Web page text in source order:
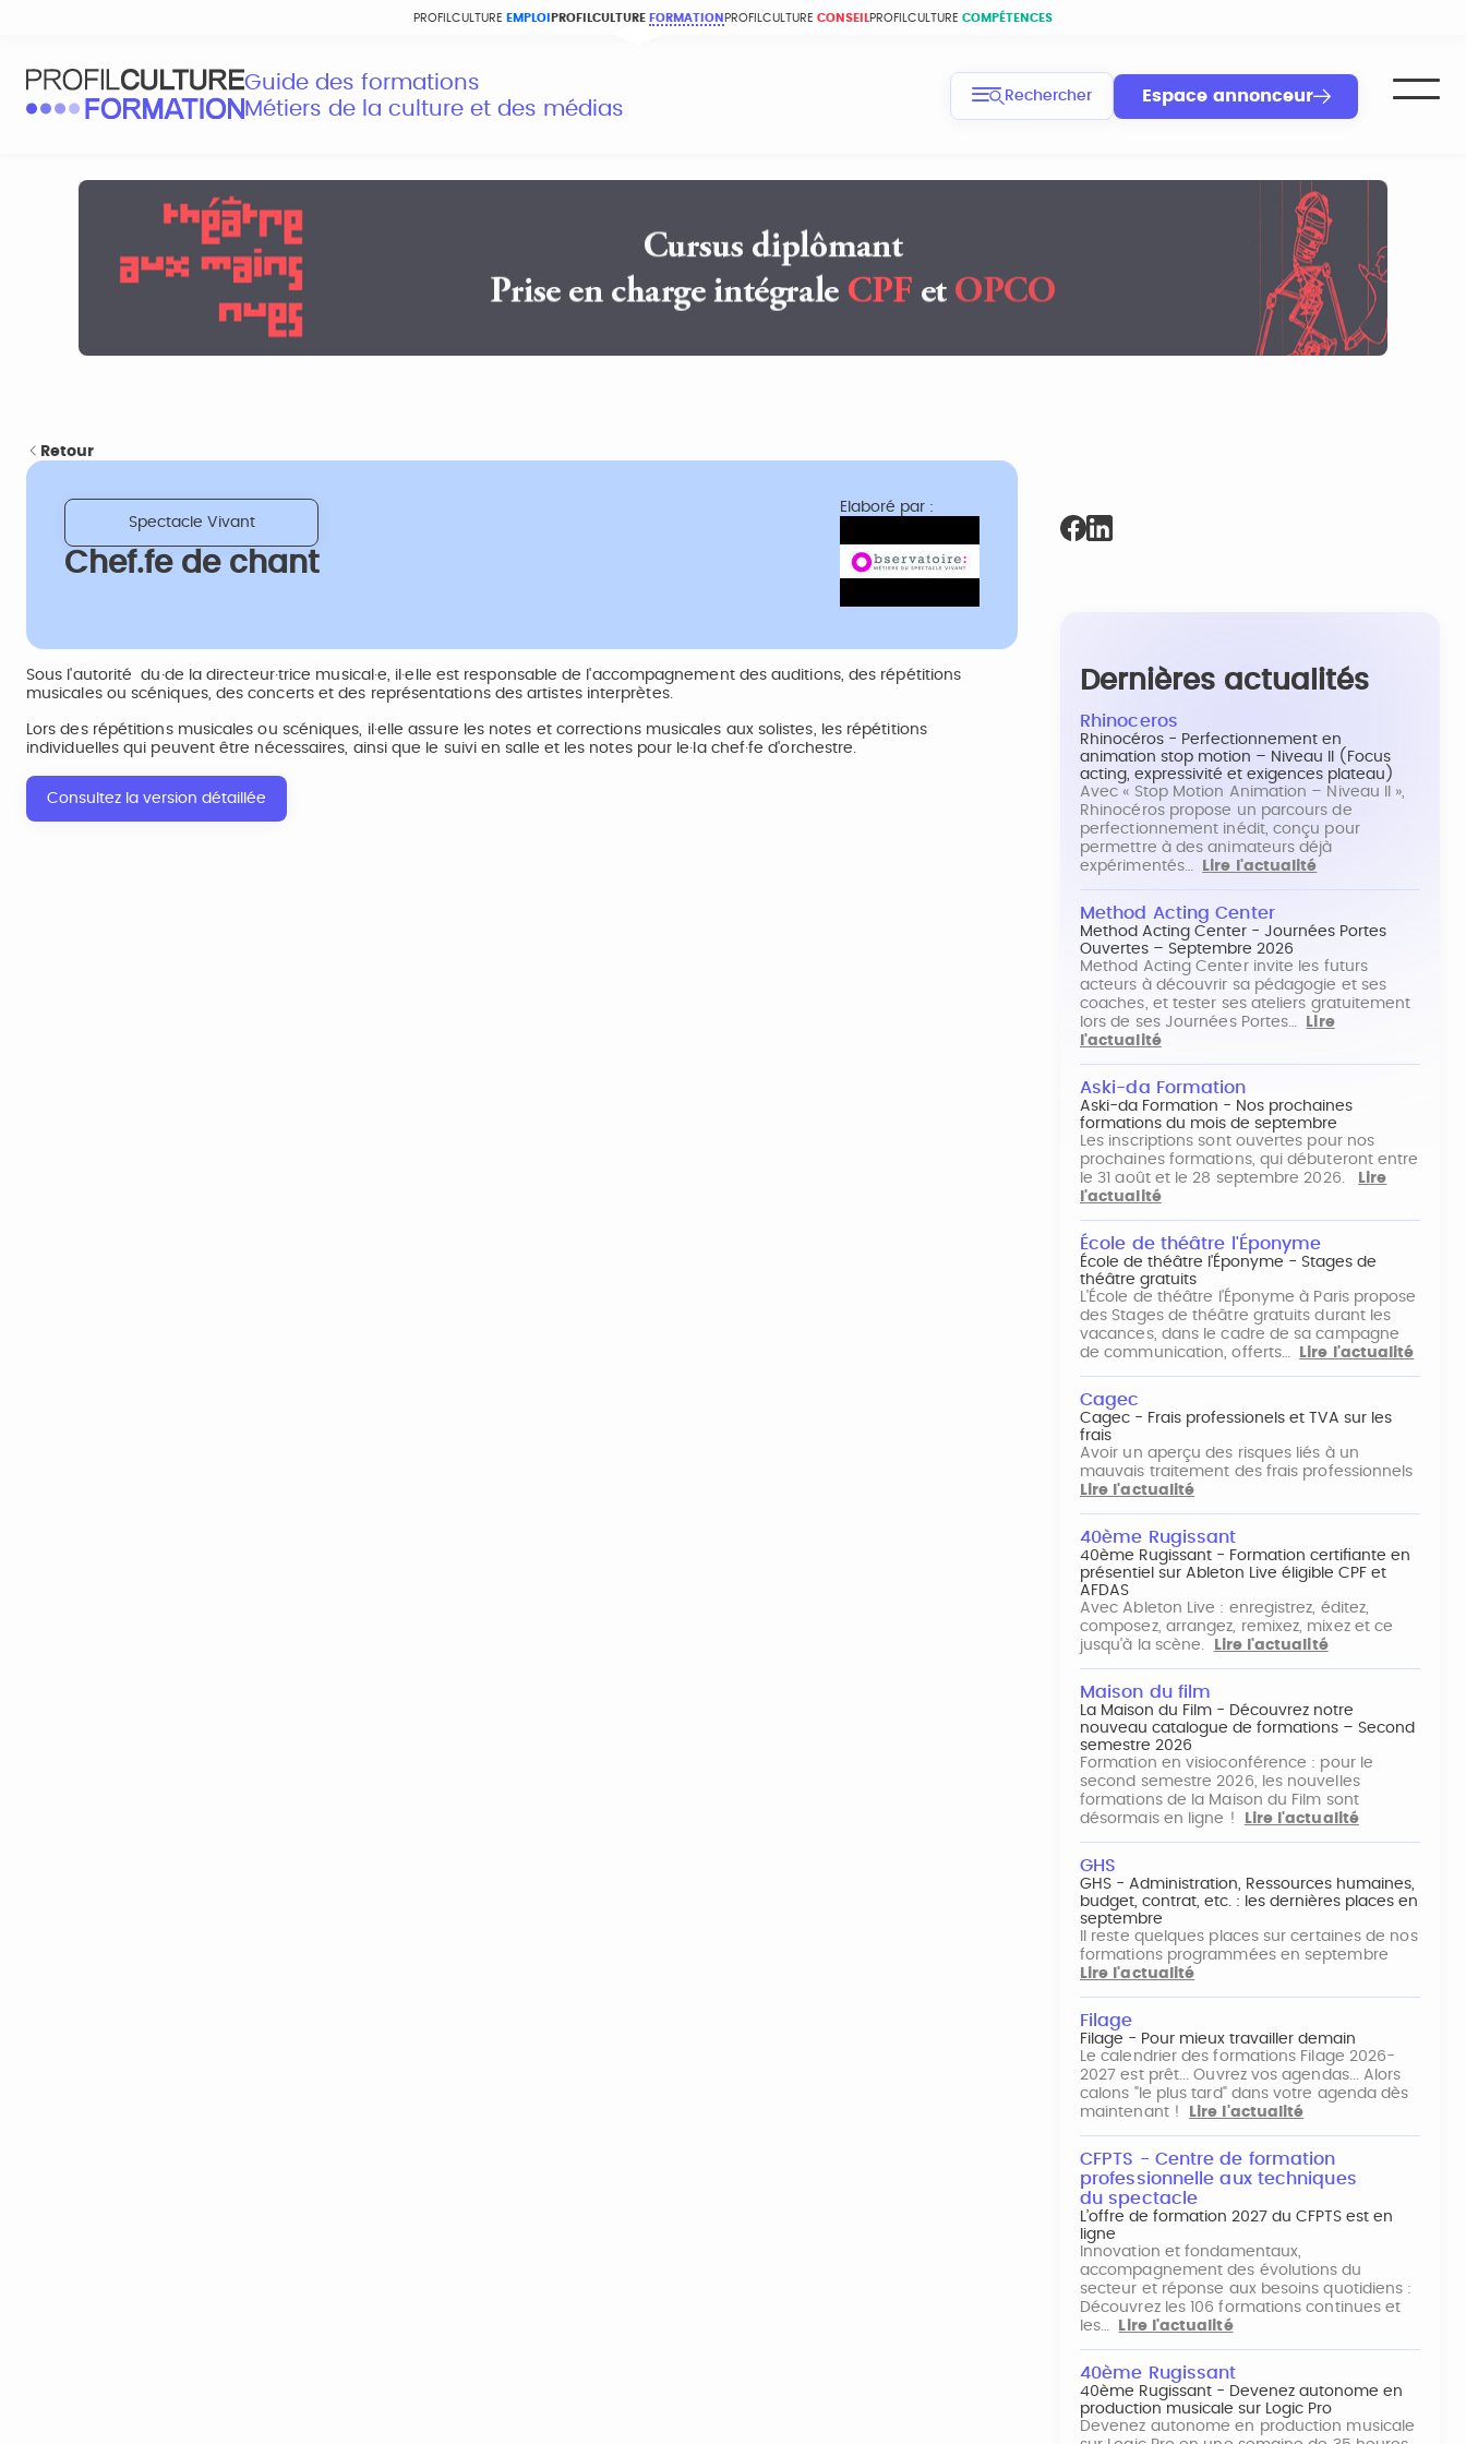
PROFILCULTURE EMPLOI PROFILCULTURE FORMATION PROFILCULTURE CONSEIL PROFILCULTURE COMPÉTENCES
Guide des formations
Métiers de la culture et des médias
Rechercher Espace annonceur
Retour
Spectacle Vivant
Chef.fe de chant
Elaboré par :
Sous l'autorité du·de la directeur·trice musical·e, il·elle est responsable de l'accompagnement des auditions, des répétitions
musicales ou scéniques, des concerts et des représentations des artistes interprètes.
Lors des répétitions musicales ou scéniques, il·elle assure les notes et corrections musicales aux solistes, les répétitions
individuelles qui peuvent être nécessaires, ainsi que le suivi en salle et les notes pour le·la chef·fe d'orchestre.
Consultez la version détaillée
Dernières actualités
Rhinoceros
Rhinocéros - Perfectionnement en
animation stop motion – Niveau II (Focus
acting, expressivité et exigences plateau)
Avec « Stop Motion Animation – Niveau II »,
Rhinocéros propose un parcours de
perfectionnement inédit, conçu pour
permettre à des animateurs déjà
expérimentés…
Lire l'actualité
Method Acting Center
Method Acting Center - Journées Portes
Ouvertes – Septembre 2026
Method Acting Center invite les futurs
acteurs à découvrir sa pédagogie et ses
coaches, et tester ses ateliers gratuitement
lors de ses Journées Portes…
Lire
l'actualité
Aski-da Formation
Aski-da Formation - Nos prochaines
formations du mois de septembre
Les inscriptions sont ouvertes pour nos
prochaines formations, qui débuteront entre
le 31 août et le 28 septembre 2026.
Lire
l'actualité
École de théâtre l'Éponyme
École de théâtre l'Éponyme - Stages de
théâtre gratuits
L'École de théâtre l'Éponyme à Paris propose
des Stages de théâtre gratuits durant les
vacances, dans le cadre de sa campagne
de communication, offerts…
Lire l'actualité
Cagec
Cagec - Frais professionels et TVA sur les
frais
Avoir un aperçu des risques liés à un
mauvais traitement des frais professionnels
Lire l'actualité
40ème Rugissant
40ème Rugissant - Formation certifiante en
présentiel sur Ableton Live éligible CPF et
AFDAS
Avec Ableton Live : enregistrez, éditez,
composez, arrangez, remixez, mixez et ce
jusqu'à la scène.
Lire l'actualité
Maison du film
La Maison du Film - Découvrez notre
nouveau catalogue de formations – Second
semestre 2026
Formation en visioconférence : pour le
second semestre 2026, les nouvelles
formations de la Maison du Film sont
désormais en ligne !
Lire l'actualité
GHS
GHS - Administration, Ressources humaines,
budget, contrat, etc. : les dernières places en
septembre
Il reste quelques places sur certaines de nos
formations programmées en septembre
Lire l'actualité
Filage
Filage - Pour mieux travailler demain
Le calendrier des formations Filage 2026-
2027 est prêt... Ouvrez vos agendas... Alors
calons "le plus tard" dans votre agenda dès
maintenant !
Lire l'actualité
CFPTS - Centre de formation
professionnelle aux techniques
du spectacle
L’offre de formation 2027 du CFPTS est en
ligne
Innovation et fondamentaux,
accompagnement des évolutions du
secteur et réponse aux besoins quotidiens :
Découvrez les 106 formations continues et
les…
Lire l'actualité
40ème Rugissant
40ème Rugissant - Devenez autonome en
production musicale sur Logic Pro
Devenez autonome en production musicale